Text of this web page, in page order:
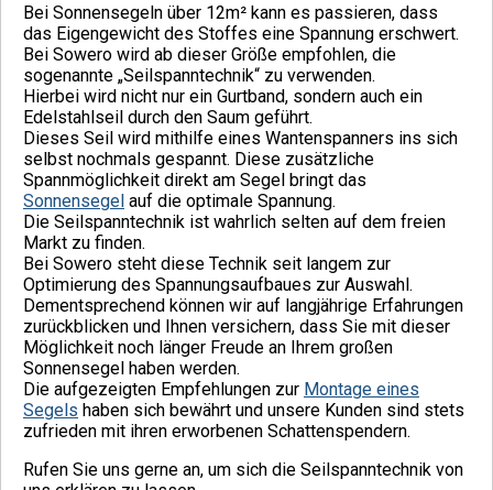
Bei Sonnensegeln über 12m² kann es passieren, dass
das Eigengewicht des Stoffes eine Spannung erschwert.
Bei Sowero wird ab dieser Größe empfohlen, die
sogenannte „Seilspanntechnik“ zu verwenden.
Hierbei wird nicht nur ein Gurtband, sondern auch ein
Edelstahlseil durch den Saum geführt.
Dieses Seil wird mithilfe eines Wantenspanners ins sich
selbst nochmals gespannt. Diese zusätzliche
Spannmöglichkeit direkt am Segel bringt das
Sonnensegel auf die optimale Spannung.
Die Seilspanntechnik ist wahrlich selten auf dem freien
Markt zu finden.
Bei Sowero steht diese Technik seit langem zur
Optimierung des Spannungsaufbaues zur Auswahl.
Dementsprechend können wir auf langjährige Erfahrungen
zurückblicken und Ihnen versichern, dass Sie mit dieser
Möglichkeit noch länger Freude an Ihrem großen
Sonnensegel haben werden.
Die aufgezeigten Empfehlungen zur Montage eines
Segels haben sich bewährt und unsere Kunden sind stets
zufrieden mit ihren erworbenen Schattenspendern.
Rufen Sie uns gerne an, um sich die Seilspanntechnik von